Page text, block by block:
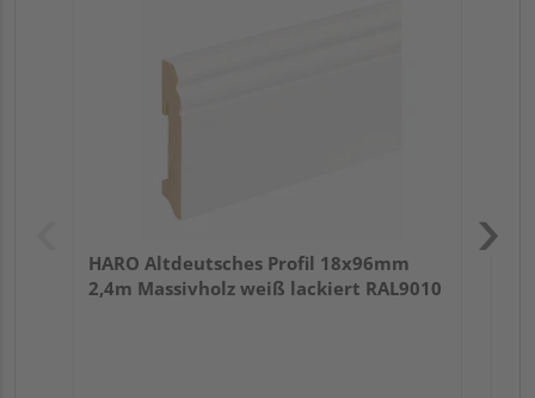
HARO Altdeutsches Profil 18x96mm
2,4m Massivholz weiß lackiert RAL9010